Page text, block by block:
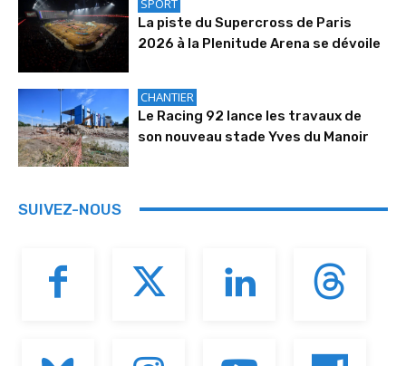
La piste du Supercross de Paris
2026 à la Plenitude Arena se dévoile
CHANTIER
Le Racing 92 lance les travaux de
son nouveau stade Yves du Manoir
SUIVEZ-NOUS